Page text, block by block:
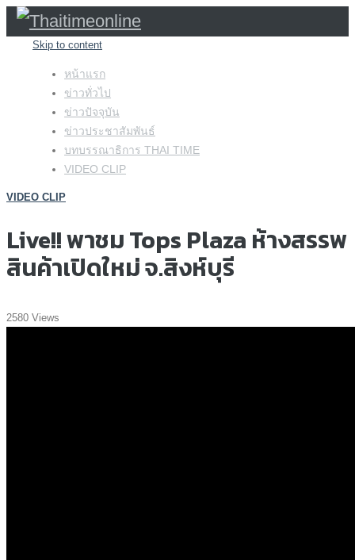
Skip to content
หน้าแรก
ข่าวทั่วไป
ข่าวปัจจุบัน
ข่าวประชาสัมพันธ์
บทบรรณาธิการ THAI TIME
VIDEO CLIP
VIDEO CLIP
Live!! พาชม Tops Plaza ห้างสรรพ
สินค้าเปิดใหม่ จ.สิงห์บุรี
2580 Views